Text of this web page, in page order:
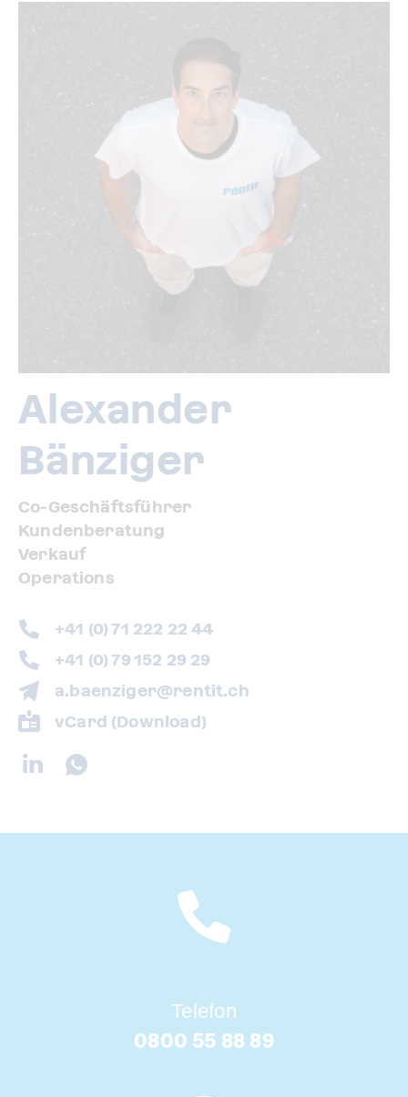
Alexander
Bänziger
Co-Geschäftsführer
Kundenberatung
Verkauf
Operations
+41 (0) 71 222 22 44
+41 (0) 79 152 29 29
a.baenziger@rentit.ch
vCard (Download)
Telefon
0800 55 88 89